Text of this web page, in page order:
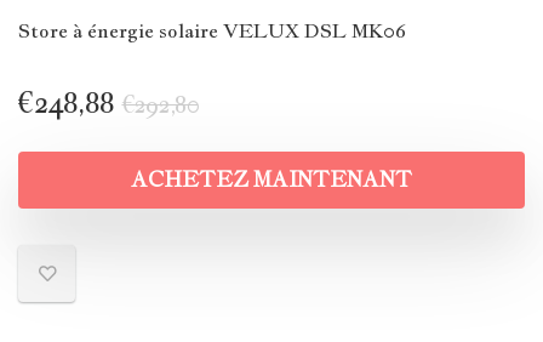
Store à énergie solaire VELUX DSL MK06
€292,80
€248,88
ACHETEZ MAINTENANT